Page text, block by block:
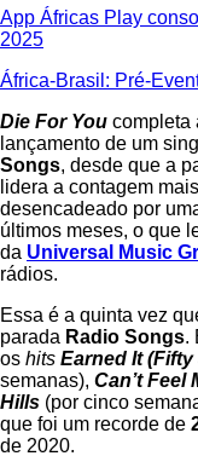
App Áfricas Play
2025
África-Brasil: Pré-
Die For You completa
lançamento de um
Songs, desde que a
lidera a contagem
desencadeado por
últimos meses, o que
da Universal Music
rádios.
Essa é a quinta vez
parada Radio Songs.
os hits Earned It
semanas), Can’t Feel
Hills (por cinco
que foi um recorde de
de 2020.